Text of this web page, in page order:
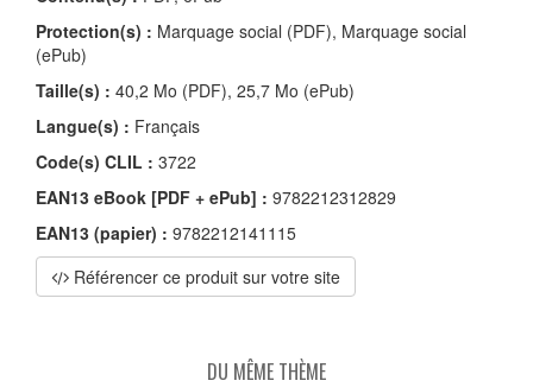
Protection(s) : Marquage social (PDF), Marquage social
(ePub)
Taille(s) : 40,2 Mo (PDF), 25,7 Mo (ePub)
Langue(s) : Français
Code(s) CLIL : 3722
EAN13 eBook [PDF + ePub] : 9782212312829
EAN13 (papier) : 9782212141115
Référencer ce produit sur votre site
DU MÊME THÈME